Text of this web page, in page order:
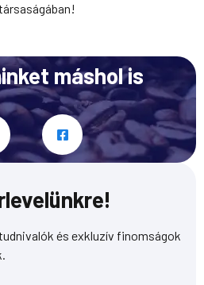
máshol is
F
a
o
k
és exkluzív finomságok